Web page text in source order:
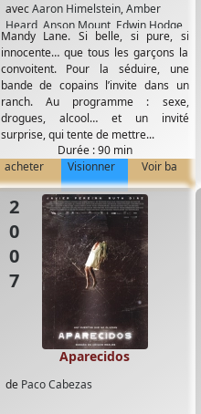
avecAaron Himelstein,Amber
Heard, Anson Mount, Edwin Hodge,
Luke Grimes, Michael Welch,
Whitney Able
Mandy Lane. Si belle, si pure, si
innocente… que tous les garçons la
convoitent. Pour la séduire, une
bande de copains l’invite dans un
ranch. Au programme : sexe,
drogues, alcool… et un invité
surprise, qui tente de mettre...
Durée : 90 min
acheter
Visionner Voir ba
2007
de Paco Cabezas
Aparecidos